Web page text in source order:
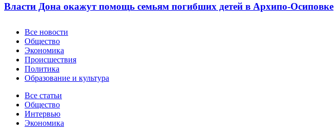
Власти Дона окажут помощь семьям погибших детей в Архипо-Осиповке
Новости
Все новости
Общество
Экономика
Происшествия
Политика
Образование и культура
Статьи
Все статьи
Общество
Интервью
Экономика